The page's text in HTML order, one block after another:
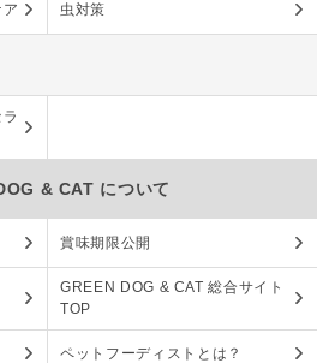
虫対策
& CAT について
賞味期限公開
GREEN DOG & CAT 総合サイト
TOP
ペットフーディストとは？